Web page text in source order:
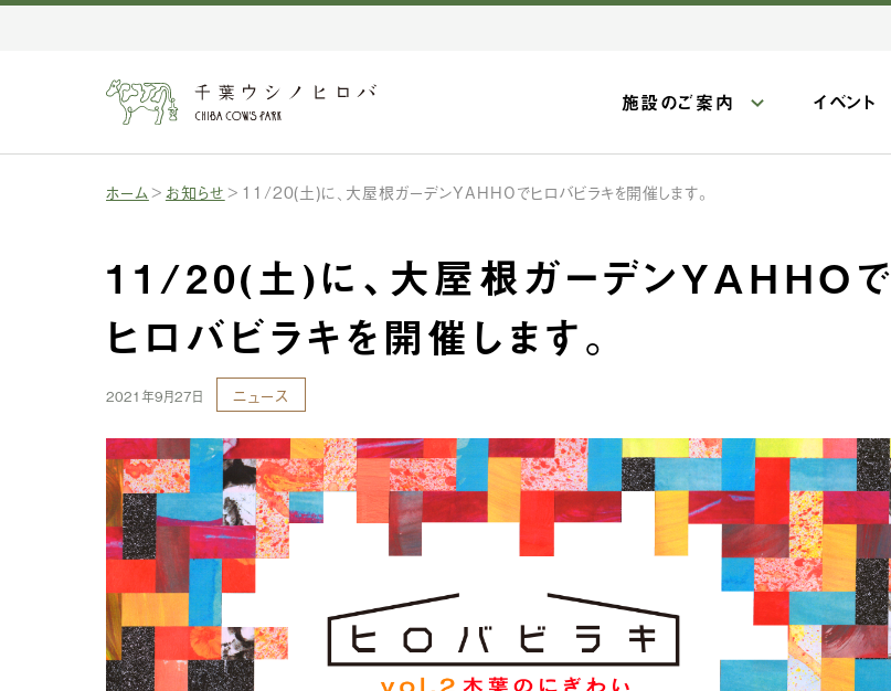
施設のご案内 イベント
ホーム お知らせ 11/20(土)に、大屋根ガーデンYAHHOでヒロバビラキを開催します。
11/20(土)に、大屋根ガーデンYAHHOで
ヒロバビラキを開催します。
2021年9月27日 ニュース